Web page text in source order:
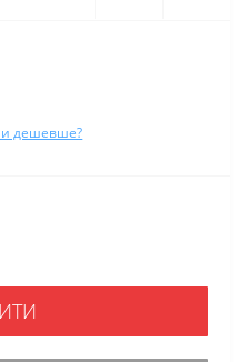
дешевше?